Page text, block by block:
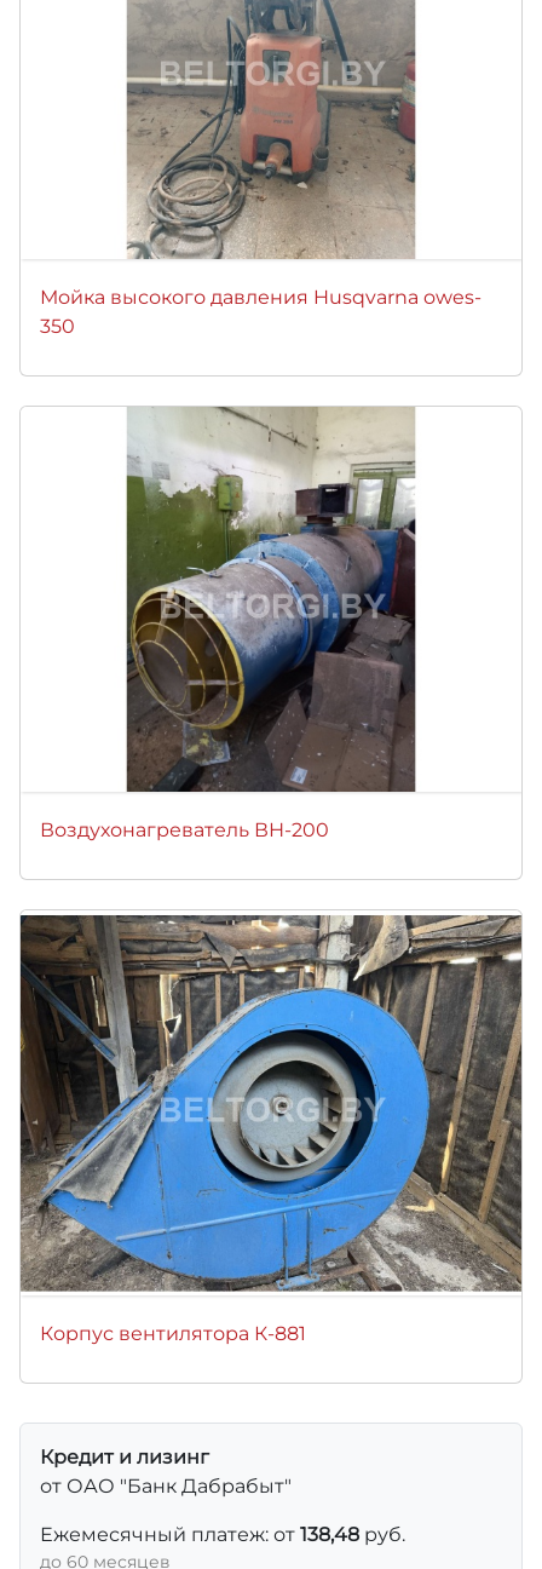
Мойка высокого давления Husqvarna owes-
350
Воздухонагреватель ВН-200
Корпус вентилятора К-881
Кредит и лизинг
от ОАО "Банк Дабрабыт"
Ежемесячный платеж: от 138,48 руб.
до 60 месяцев